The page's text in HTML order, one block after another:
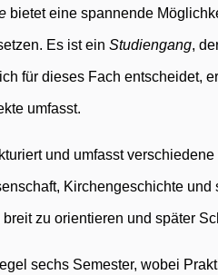
bietet eine spannende
Es ist ein Studiengang,
für dieses Fach entscheidet,
umfasst.
und umfasst verschiedene
Kirchengeschichte
zu orientieren und später
sechs Semester, wobei